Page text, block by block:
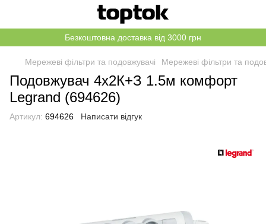
Безкоштовна доставка від 3000 грн
Мережеві фільтри та подовжувачі Мережеві фільтри та
Подовжувач 4x2К+З 1.5м комфорт
Legrand (694626)
Артикул: 694626 Написати відгук